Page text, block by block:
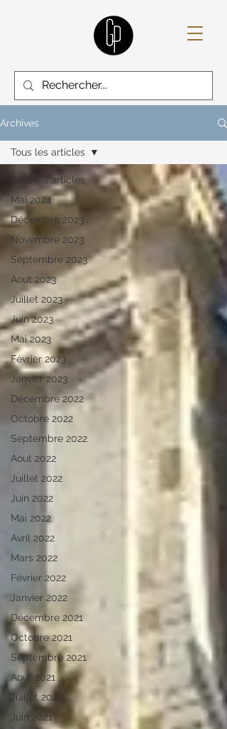
Archives
Tous les articles
Mai 2024
Décembre 2023
Novembre 2023
Septembre 2023
Aout 2023
Juillet 2023
Juin 2023
Mai 2023
Février 2023
Janvier 2023
Décembre 2022
Octobre 2022
Septembre 2022
Aout 2022
Juillet 2022
Juin 2022
Mai 2022
Avril 2022
Mars 2022
Février 2022
Janvier 2022
Décembre 2021
Octobre 2021
Septembre 2021
Aout 2021
Juillet 2021
Juin 2021
Tous les articles